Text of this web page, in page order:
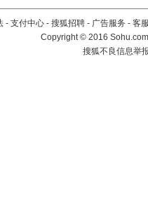
- 支付中心 - 搜狐招聘 - 广告服务 - 客
Copyright©2016
搜狐不良信息举